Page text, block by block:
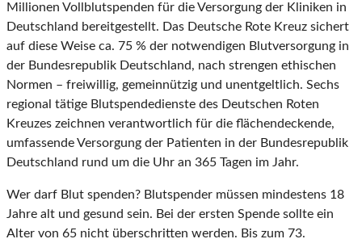
Millionen Vollblutspenden für die Versorgung der Kliniken in
Deutschland bereitgestellt. Das Deutsche Rote Kreuz sichert
auf diese Weise ca. 75 % der notwendigen Blutversorgung in
der Bundesrepublik Deutschland, nach strengen ethischen
Normen – freiwillig, gemeinnützig und unentgeltlich. Sechs
regional tätige Blutspendedienste des Deutschen Roten
Kreuzes zeichnen verantwortlich für die flächendeckende,
umfassende Versorgung der Patienten in der Bundesrepublik
Deutschland rund um die Uhr an 365 Tagen im Jahr.
Wer darf Blut spenden? Blutspender müssen mindestens 18
Jahre alt und gesund sein. Bei der ersten Spende sollte ein
Alter von 65 nicht überschritten werden. Bis zum 73.